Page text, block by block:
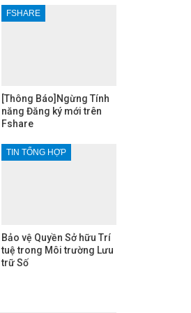
FSHARE
[Thông Báo]Ngừng Tính
năng Đăng ký mới trên
Fshare
TIN TỔNG HỢP
Bảo vệ Quyền Sở hữu Trí
tuệ trong Môi trường Lưu
trữ Số